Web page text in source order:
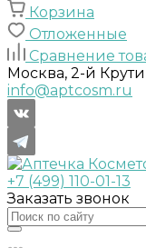
Корзина
Отложенные
Сравнение
Москва, 2-й
info@aptcosm.ru
+7 (499) 110-01-13
Заказать звонок